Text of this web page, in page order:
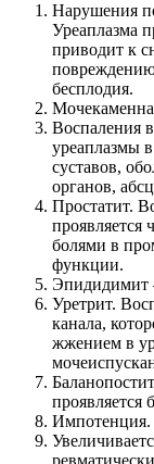
Нарушения
Уреаплазма
приводит к
повреждению
бесплодия.
Воспаления
уреаплазмы
суставов,
органов,
Простатит.
болями в
функции.
Эпидидимит
Уретрит.
канала,
жжением в
Импотенция.